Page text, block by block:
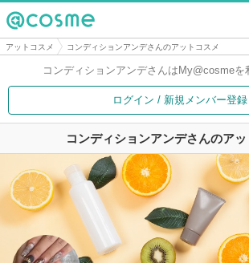
@cosme
アットコスメ コンディションアンデさんのアットコスメ
コンディションアンデさんは My@cosmeを
ログイン / 新規メンバー登録
コンディションアンデさんのアッ